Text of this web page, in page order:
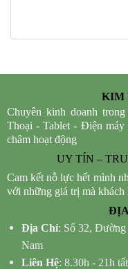
KIM
Chuyên kinh doanh
Thoại - Tablet - Điện
châm hoạt động
UY TÍN –
Cam kết nỗ lực hết mình
với những giá trị mà khách
Địa Chỉ: Số 32, Đường
Nam
Liên Hệ: 8.30h - 21h